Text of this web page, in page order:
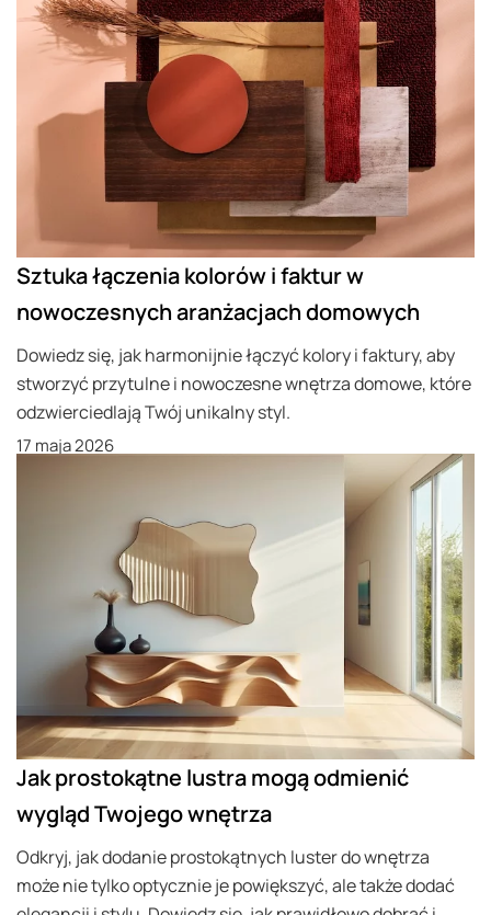
Sztuka łączenia kolorów i faktur w
nowoczesnych aranżacjach domowych
Dowiedz się, jak harmonijnie łączyć kolory i faktury, aby
stworzyć przytulne i nowoczesne wnętrza domowe, które
odzwierciedlają Twój unikalny styl.
17 maja 2026
Jak prostokątne lustra mogą odmienić
wygląd Twojego wnętrza
Odkryj, jak dodanie prostokątnych luster do wnętrza
może nie tylko optycznie je powiększyć, ale także dodać